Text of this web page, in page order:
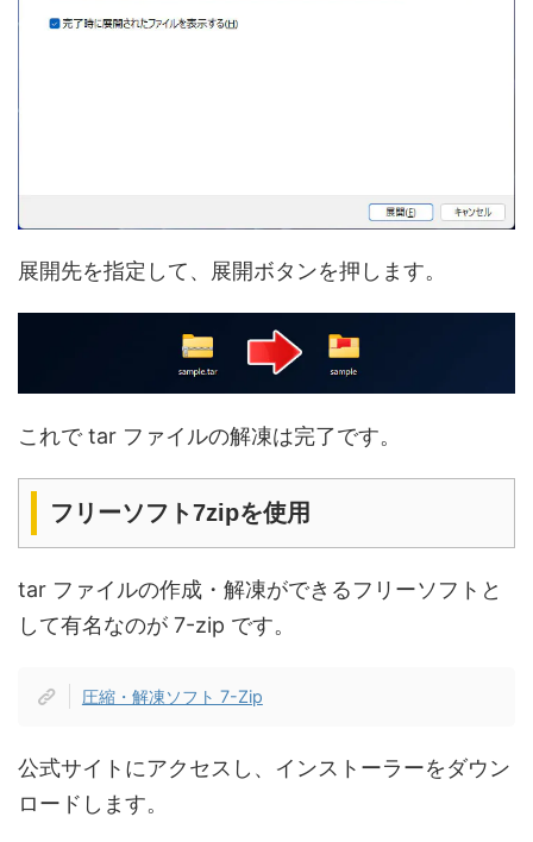
展開先を指定して、展開ボタンを押します。
これで tar ファイルの解凍は完了です。
フリーソフト7zipを使用
tar ファイルの作成・解凍ができるフリーソフトと
して有名なのが 7-zip です。
圧縮・解凍ソフト 7-Zip
公式サイトにアクセスし、インストーラーをダウン
ロードします。